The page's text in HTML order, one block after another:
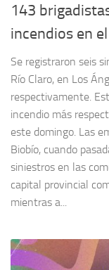
143
incendios en
Se registraron seis
Río Claro, en Los
respectivamente.
incendio más
este domingo. Las
Biobío, cuando
siniestros en las
capital provincial
mientras a...